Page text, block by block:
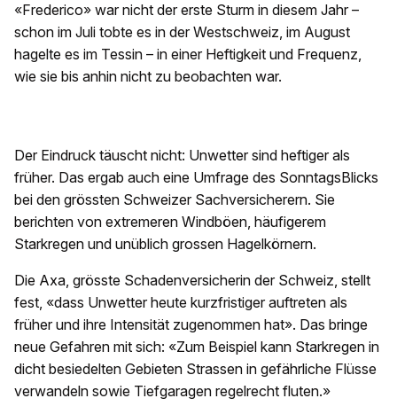
«Frederico» war nicht der erste Sturm in diesem Jahr –
schon im Juli tobte es in der Westschweiz, im August
hagelte es im Tessin – in einer Heftigkeit und Frequenz,
wie sie bis anhin nicht zu beobachten war.
Der Eindruck täuscht nicht: Unwetter sind heftiger als
früher. Das ergab auch eine Umfrage des SonntagsBlicks
bei den grössten Schweizer Sachversicherern. Sie
berichten von extremeren Windböen, häufigerem
Starkregen und unüblich grossen Hagelkörnern.
Die Axa, grösste Schadenversicherin der Schweiz, stellt
fest, «dass Unwetter heute kurzfristiger auftreten als
früher und ihre Intensität zugenommen hat». Das bringe
neue Gefahren mit sich: «Zum Beispiel kann Starkregen in
dicht besiedelten Gebieten Strassen in gefährliche Flüsse
verwandeln sowie Tiefgaragen regelrecht fluten.»